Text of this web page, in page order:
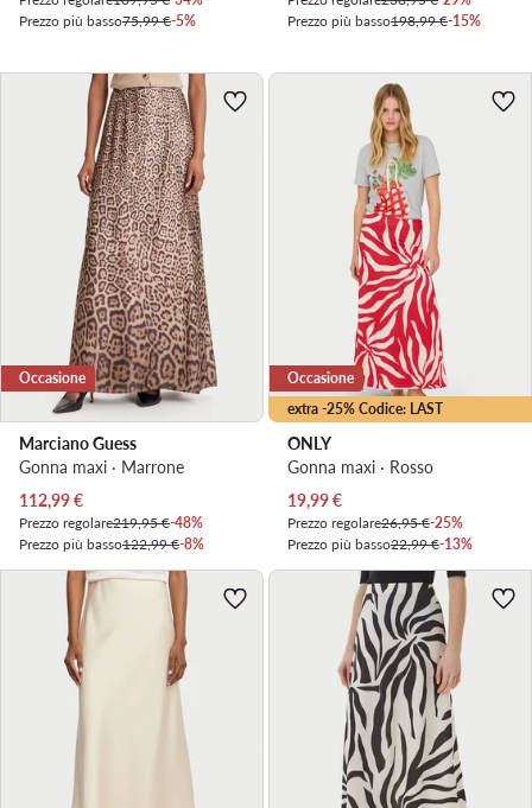
Prezzo più basso75,99 €-5%
Prezzo più basso198,99 €-15%
Occasione
Marciano Guess
Gonna maxi · Marrone
Prezzo attuale
112,99€
Prezzo regolare219,95 €-48%
Prezzo più basso122,99 €-8%
extra -25% Codice: LAST
Occasione
ONLY
Gonna maxi · Rosso
Prezzo attuale
19,99€
Prezzo regolare26,95 €-25%
Prezzo più basso22,99 €-13%